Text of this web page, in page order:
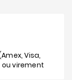
Visa,
virement